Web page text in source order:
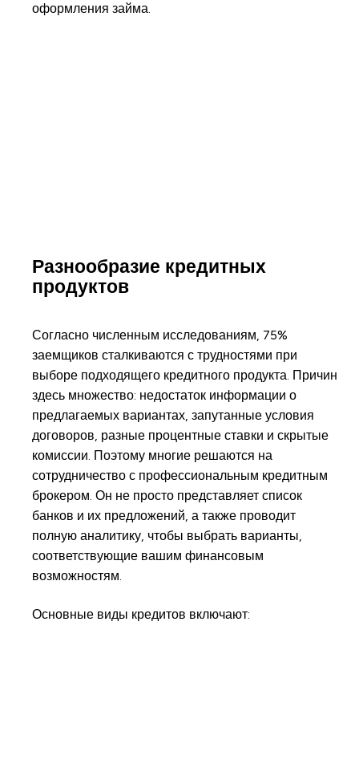
оформления займа.
Разнообразие кредитных
продуктов
Согласно численным исследованиям, 75%
заемщиков сталкиваются с трудностями при
выборе подходящего кредитного продукта. Причин
здесь множество: недостаток информации о
предлагаемых вариантах, запутанные условия
договоров, разные процентные ставки и скрытые
комиссии. Поэтому многие решаются на
сотрудничество с профессиональным кредитным
брокером. Он не просто представляет список
банков и их предложений, а также проводит
полную аналитику, чтобы выбрать варианты,
соответствующие вашим финансовым
возможностям.
Основные виды кредитов включают: